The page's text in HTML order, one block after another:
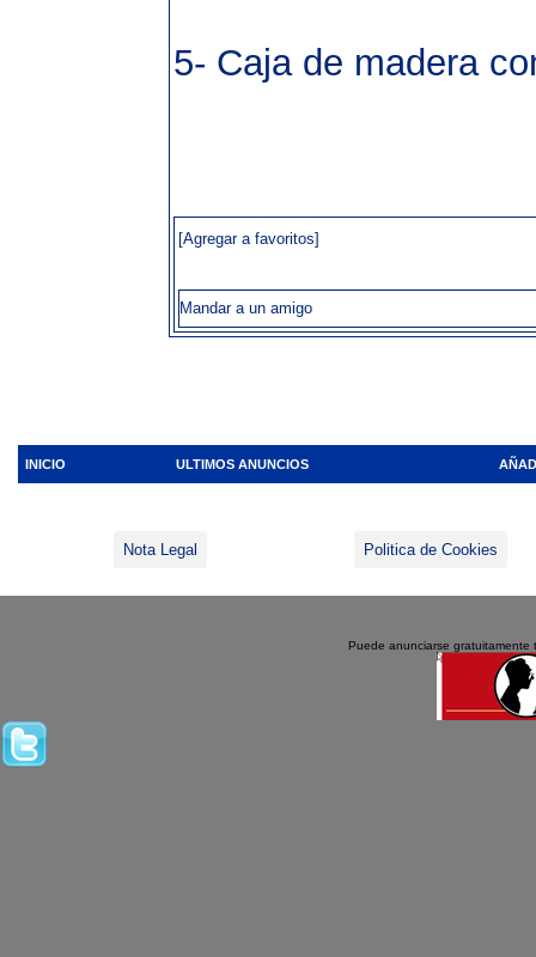
5- Caja de madera
[Agregar a favoritos]
Mandar a un amigo
INICIO ULTIMOS ANUNCIOS
Nota Legal Politica de Cookies
Puede anunciarse